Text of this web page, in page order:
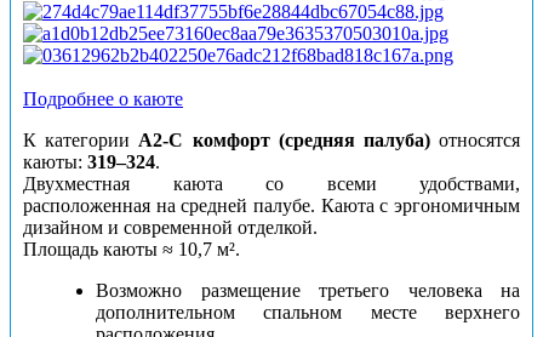
Подробнее о каюте
К категории А2-С комфорт (средняя палуба)относятся
каюты: 319–324.
Двухместная каюта со всеми удобствами,
расположенная на средней палубе. Каюта с эргономичным
дизайном и современной отделкой.
Площадь каюты ≈ 10,7 м².
Возможно размещение третьего человека на
дополнительном спальном месте верхнего